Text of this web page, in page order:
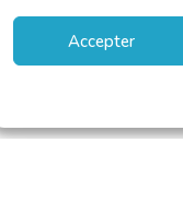
Accepter